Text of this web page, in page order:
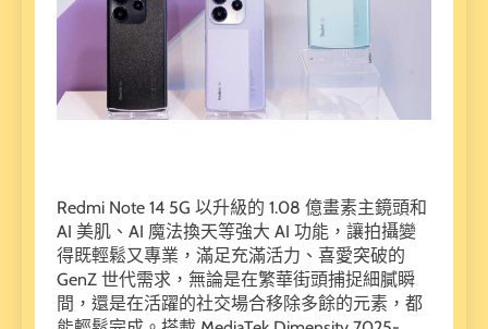
Redmi Note 14 5G 以升級的 1.08 億畫素主鏡頭和
AI 美肌、AI 魔法換天等強大 AI 功能，讓拍攝變
得既輕鬆又專業，滿足充滿活力、喜愛突破的
GenZ 世代需求，無論是在繁華街頭捕捉細膩瞬
間，還是在活躍的社交場合移除多餘的元素，都